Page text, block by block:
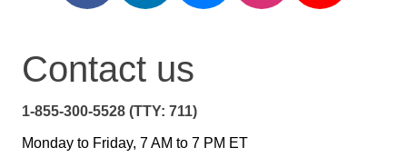
Contact us
1-855-300-5528 (TTY: 711)
Monday to Friday, 7 AM to 7 PM ET